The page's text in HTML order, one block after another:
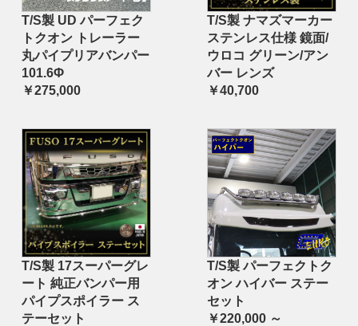
T/S製 UD パーフェク
トクオン トレーラー
丸パイプリアバンパー
101.6Φ
￥275,000
T/S製 ナマズマーカー
ステンレス仕様 鏡面/
ウロコ グリーン/アン
バー レンズ
￥40,700
T/S製 17スーパーグレ
ート 純正バンパー用
パイプスポイラー ス
テーセット
T/S製 パーフェクトク
オン ハイバー ステー
セット
￥220,000 ～